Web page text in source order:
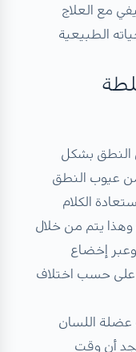
مع العلاج
الطبيعية
النطق بشكل
عيوب النطق
الكلام
يتم من خلال
وعبر إخضاع
على حسب اختلاف
عضلة اللسان
أن وقت